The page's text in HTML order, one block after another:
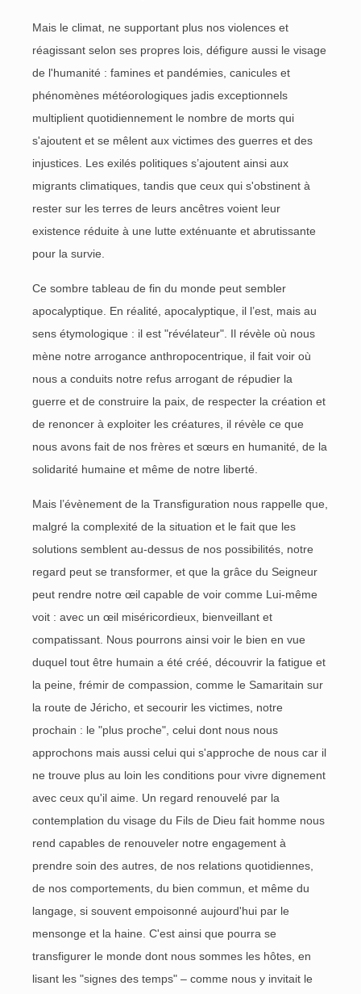
Mais le climat, ne supportant plus nos violences et
réagissant selon ses propres lois, défigure aussi le visage
de l'humanité : famines et pandémies, canicules et
phénomènes météorologiques jadis exceptionnels
multiplient quotidiennement le nombre de morts qui
s'ajoutent et se mêlent aux victimes des guerres et des
injustices. Les exilés politiques s’ajoutent ainsi aux
migrants climatiques, tandis que ceux qui s'obstinent à
rester sur les terres de leurs ancêtres voient leur
existence réduite à une lutte exténuante et abrutissante
pour la survie.
Ce sombre tableau de fin du monde peut sembler
apocalyptique. En réalité, apocalyptique, il l’est, mais au
sens étymologique : il est "révélateur". Il révèle où nous
mène notre arrogance anthropocentrique, il fait voir où
nous a conduits notre refus arrogant de répudier la
guerre et de construire la paix, de respecter la création et
de renoncer à exploiter les créatures, il révèle ce que
nous avons fait de nos frères et sœurs en humanité, de la
solidarité humaine et même de notre liberté.
Mais l’évènement de la Transfiguration nous rappelle que,
malgré la complexité de la situation et le fait que les
solutions semblent au-dessus de nos possibilités, notre
regard peut se transformer, et que la grâce du Seigneur
peut rendre notre œil capable de voir comme Lui-même
voit : avec un œil miséricordieux, bienveillant et
compatissant. Nous pourrons ainsi voir le bien en vue
duquel tout être humain a été créé, découvrir la fatigue et
la peine, frémir de compassion, comme le Samaritain sur
la route de Jéricho, et secourir les victimes, notre
prochain : le "plus proche", celui dont nous nous
approchons mais aussi celui qui s'approche de nous car il
ne trouve plus au loin les conditions pour vivre dignement
avec ceux qu'il aime. Un regard renouvelé par la
contemplation du visage du Fils de Dieu fait homme nous
rend capables de renouveler notre engagement à
prendre soin des autres, de nos relations quotidiennes,
de nos comportements, du bien commun, et même du
langage, si souvent empoisonné aujourd'hui par le
mensonge et la haine. C'est ainsi que pourra se
transfigurer le monde dont nous sommes les hôtes, en
lisant les "signes des temps" – comme nous y invitait le